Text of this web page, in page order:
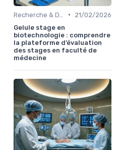
•
21/02/2026
Gelule stage en
biotechnologie : comprendre
la plateforme d’évaluation
des stages en faculté de
médecine